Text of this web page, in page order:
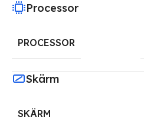
Processor
PROCESSOR
Skärm
SKÄRM